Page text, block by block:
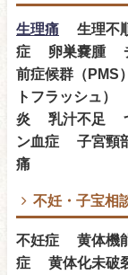
生理痛 生理不
症 卵巣嚢腫
前症候群（
トフラッシュ
炎 乳汁不足
ン血症 子宮
痛
不妊・子宝相
不妊症 黄体機
症 黄体化未破